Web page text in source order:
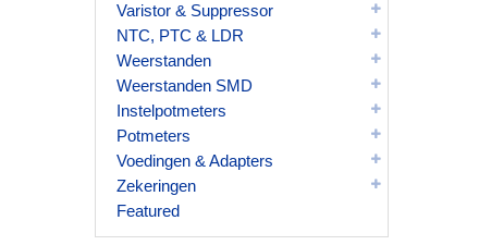
Varistor & Suppressor
NTC, PTC & LDR
Weerstanden
Weerstanden SMD
Instelpotmeters
Potmeters
Voedingen & Adapters
Zekeringen
Featured